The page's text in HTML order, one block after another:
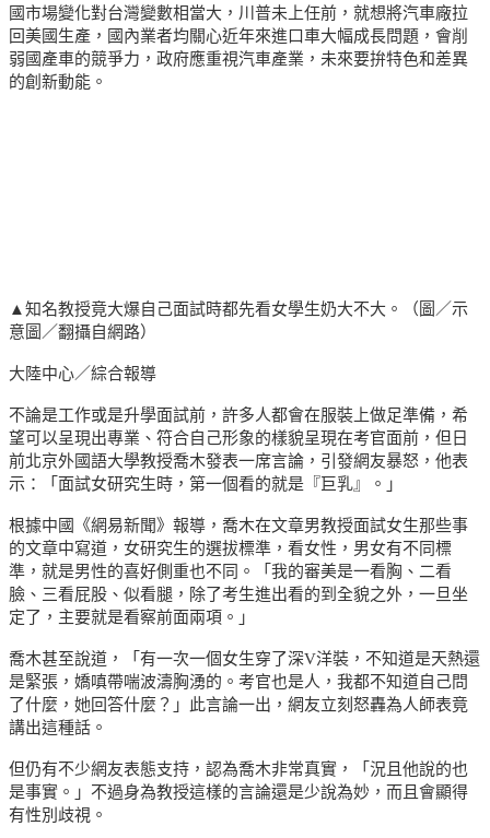
國市場變化對台灣變數相當大，川普未上任前，就想將汽車廠拉
回美國生產，國內業者均關心近年來進口車大幅成長問題，會削
弱國產車的競爭力，政府應重視汽車產業，未來要拚特色和差異
的創新動能。
▲知名教授竟大爆自己面試時都先看女學生奶大不大。（圖／示
意圖／翻攝自網路）
大陸中心／綜合報導
不論是工作或是升學面試前，許多人都會在服裝上做足準備，希
望可以呈現出專業、符合自己形象的樣貌呈現在考官面前，但日
前北京外國語大學教授喬木發表一席言論，引發網友暴怒，他表
示：「面試女研究生時，第一個看的就是『巨乳』。」
根據中國《網易新聞》報導，喬木在文章男教授面試女生那些事
的文章中寫道，女研究生的選拔標準，看女性，男女有不同標
準，就是男性的喜好側重也不同。「我的審美是一看胸、二看
臉、三看屁股、似看腿，除了考生進出看的到全貌之外，一旦坐
定了，主要就是看察前面兩項。」
喬木甚至說道，「有一次一個女生穿了深V洋裝，不知道是天熱還
是緊張，嬌嗔帶喘波濤胸湧的。考官也是人，我都不知道自己問
了什麼，她回答什麼？」此言論一出，網友立刻怒轟為人師表竟
講出這種話。
但仍有不少網友表態支持，認為喬木非常真實，「況且他說的也
是事實。」不過身為教授這樣的言論還是少說為妙，而且會顯得
有性別歧視。